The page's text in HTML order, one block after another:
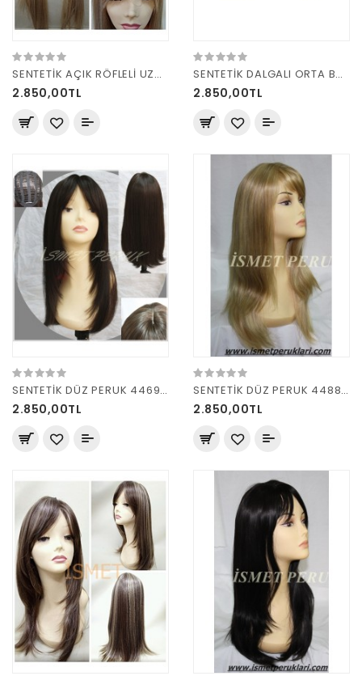
SENTETİK AÇIK RÖFLELİ UZUN PERUK 4499
2.850,00TL
SENTETİK DALGALI ORTA BOY PERUK
2.850,00TL
SENTETİK DÜZ PERUK 4469 R 6
2.850,00TL
SENTETİK DÜZ PERUK 4488 AÇIK RÖFLELİ
2.850,00TL